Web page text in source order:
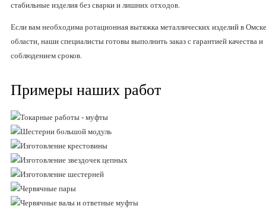
стабильные изделия без сварки и лишних отходов.
Если вам необходима ротационная вытяжка металлических изделий в
области, наши специалисты готовы выполнить заказ с гарантией качества и
соблюдением сроков.
Примеры наших работ